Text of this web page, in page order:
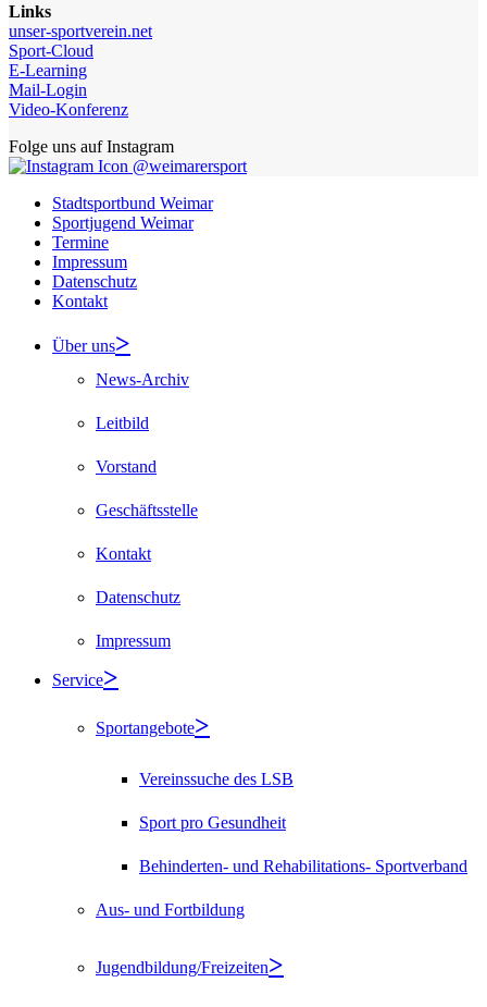
Links
unser-sportverein.net
Sport-Cloud
E-Learning
Mail-Login
Video-Konferenz
Folge uns auf Instagram
@weimarersport
Stadtsportbund Weimar
Sportjugend Weimar
Termine
Impressum
Datenschutz
Kontakt
Über uns
News-Archiv
Leitbild
Vorstand
Geschäftsstelle
Kontakt
Datenschutz
Impressum
Service
Sportangebote
Vereinssuche des LSB
Sport pro Gesundheit
Behinderten- und Rehabilitations- Sportverband
Aus- und Fortbildung
Jugendbildung/Freizeiten